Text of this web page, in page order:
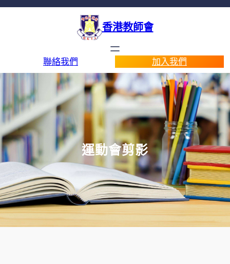
香港教師會
聯絡我們 加入我們
運動會剪影